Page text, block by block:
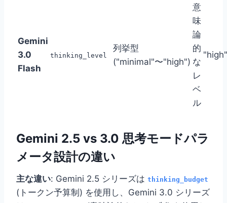
Gemini
3.0
Flash
thinking_level
列挙型
("minimal"〜"high")
意
味
論
的
な
レ
ベ
ル
"high"
Gemini 2.5 vs 3.0 思考モードパラ
メータ設計の違い
主な違い: Gemini 2.5 シリーズは thinking_budget
(トークン予算制) を使用し、Gemini 3.0 シリーズ